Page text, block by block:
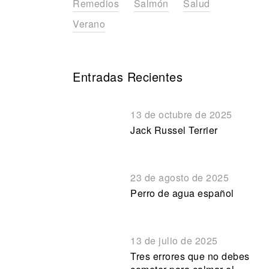
Remedios Salmón
Salud
Verano
Entradas Recientes
Jack Russel Terrier
13 de octubre de 2025
Perro de agua español
23 de agosto de 2025
Tres errores que no debes
13 de julio de 2025